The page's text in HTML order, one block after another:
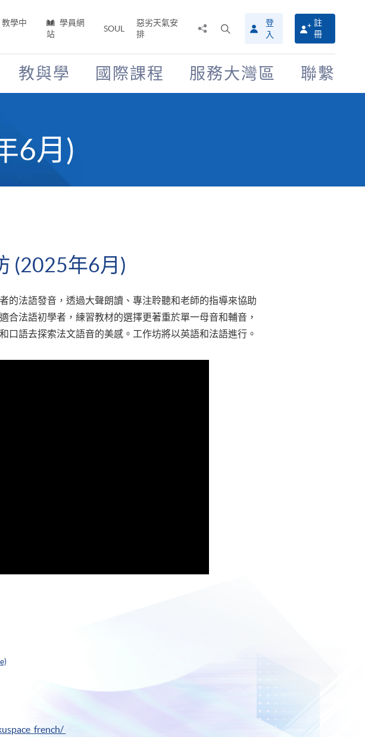
教學中
學員網
站
SOUL
惡劣天氣安
排
搜
尋
介
面
登
入
註
冊
教與學 國際課程 服務大灣區 聯繫
6月)
(2025年6月)
的法語發音，透過大聲朗讀、專注聆聽和老師的指導來協助
合法語初學者，練習教材的選擇更著重於單一母音和輔音，
口語去探索法文語音的美感。工作坊將以英語和法語進行。